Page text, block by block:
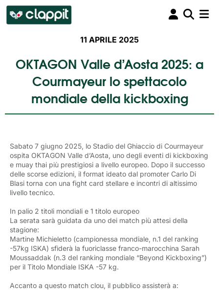
11 APRILE 2025
OKTAGON Valle d’Aosta 2025: a
Courmayeur lo spettacolo
mondiale della kickboxing
Sabato 7 giugno 2025, lo Stadio del Ghiaccio di Courmayeur
ospita OKTAGON Valle d’Aosta, uno degli eventi di kickboxing
e muay thai più prestigiosi a livello europeo. Dopo il successo
delle scorse edizioni, il format ideato dal promoter Carlo Di
Blasi torna con una fight card stellare e incontri di altissimo
livello tecnico.
In palio 2 titoli mondiali e 1 titolo europeo
La serata sarà guidata da uno dei match più attesi della
stagione:
Martine Michieletto (campionessa mondiale, n.1 del ranking
-57kg ISKA) sfiderà la fuoriclasse franco-marocchina Sarah
Moussaddak (n.3 del ranking mondiale “Beyond Kickboxing”)
per il Titolo Mondiale ISKA -57 kg.
Accanto a questo match clou, il pubblico assisterà a: